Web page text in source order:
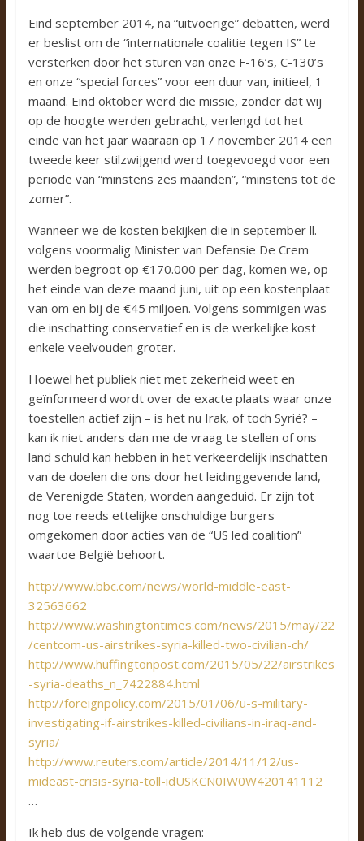
Eind september 2014, na “uitvoerige” debatten, werd
er beslist om de “internationale coalitie tegen IS” te
versterken door het sturen van onze F-16’s, C-130’s
en onze “special forces” voor een duur van, initieel, 1
maand. Eind oktober werd die missie, zonder dat wij
op de hoogte werden gebracht, verlengd tot het
einde van het jaar waaraan op 17 november 2014 een
tweede keer stilzwijgend werd toegevoegd voor een
periode van “minstens zes maanden”, “minstens tot de
zomer”.
Wanneer we de kosten bekijken die in september ll.
volgens voormalig Minister van Defensie De Crem
werden begroot op €170.000 per dag, komen we, op
het einde van deze maand juni, uit op een kostenplaat
van om en bij de €45 miljoen. Volgens sommigen was
die inschatting conservatief en is de werkelijke kost
enkele veelvouden groter.
Hoewel het publiek niet met zekerheid weet en
geïnformeerd wordt over de exacte plaats waar onze
toestellen actief zijn – is het nu Irak, of toch Syrië? –
kan ik niet anders dan me de vraag te stellen of ons
land schuld kan hebben in het verkeerdelijk inschatten
van de doelen die ons door het leidinggevende land,
de Verenigde Staten, worden aangeduid. Er zijn tot
nog toe reeds ettelijke onschuldige burgers
omgekomen door acties van de “US led coalition”
waartoe België behoort.
http://www.bbc.com/news/world-middle-east-
32563662
http://www.washingtontimes.com/news/2015/may/22
/centcom-us-airstrikes-syria-killed-two-civilian-ch/
http://www.huffingtonpost.com/2015/05/22/airstrikes
-syria-deaths_n_7422884.html
http://foreignpolicy.com/2015/01/06/u-s-military-
investigating-if-airstrikes-killed-civilians-in-iraq-and-
syria/
http://www.reuters.com/article/2014/11/12/us-
mideast-crisis-syria-toll-idUSKCN0IW0W420141112
…
Ik heb dus de volgende vragen: